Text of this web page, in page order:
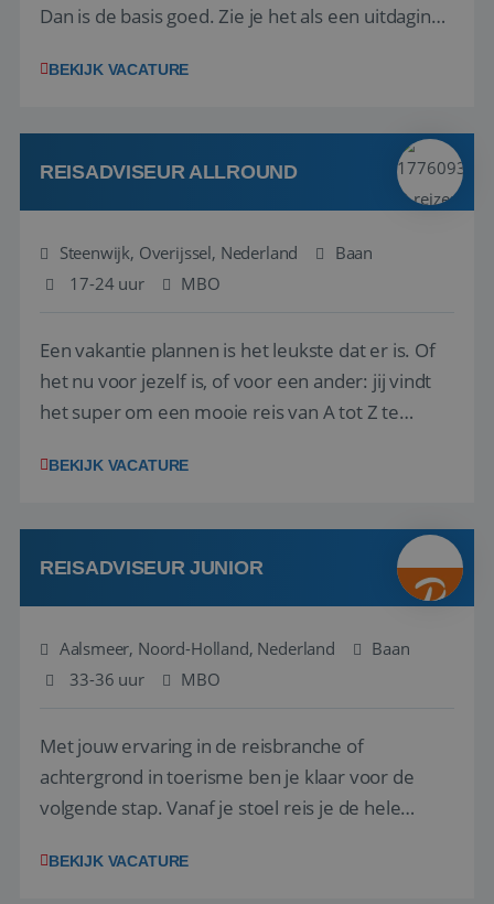
Dan is de basis goed. Zie je het als een uitdaging
het samenstellen en boeken van de perfecte
deze onderdelen zijn nu samen gevoegd...
BEKIJK VACATURE
REISADVISEUR ALLROUND
Steenwijk, Overijssel, Nederland
Baan
17-24 uur
MBO
Een vakantie plannen is het leukste dat er is. Of
het nu voor jezelf is, of voor een ander: jij vindt
het super om een mooie reis van A tot Z te
vakantiegangers de meest prachtige plekjes op
werken: of het nu gaat om vragen ...
BEKIJK VACATURE
REISADVISEUR JUNIOR
Aalsmeer, Noord-Holland, Nederland
Baan
33-36 uur
MBO
Met jouw ervaring in de reisbranche of
achtergrond in toerisme ben je klaar voor de
volgende stap. Vanaf je stoel reis je de hele
wensen van je team, je klant en wat er in de
BEKIJK VACATURE